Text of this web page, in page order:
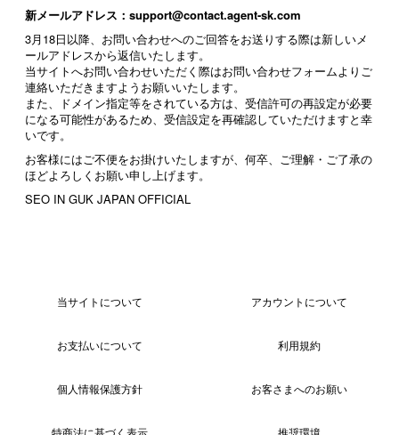
新メールアドレス：support@contact.agent-sk.com
3月18日以降、お問い合わせへのご回答をお送りする際は新しいメ
ールアドレスから返信いたします。
当サイトへお問い合わせいただく際はお問い合わせフォームよりご
連絡いただきますようお願いいたします。
また、ドメイン指定等をされている方は、受信許可の再設定が必要
になる可能性があるため、受信設定を再確認していただけますと幸
いです。
お客様にはご不便をお掛けいたしますが、何卒、ご理解・ご了承の
ほどよろしくお願い申し上げます。
SEO IN GUK JAPAN OFFICIAL
当サイトについて アカウントについて
お支払いについて 利用規約
個人情報保護方針 お客さまへのお願い
特商法に基づく表示 推奨環境